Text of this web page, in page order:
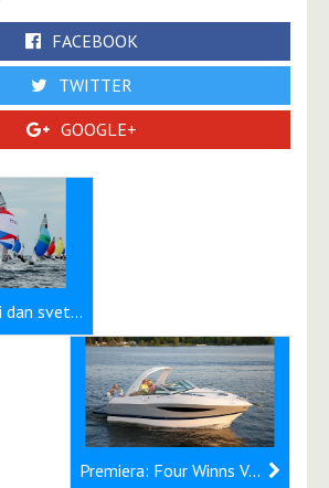
FACEBOOK
TWITTER
GOOGLE+
Portorož: Prvi dan svetovnega prvenstva fireballov v rokah Britancev
Premiera: Four Winns V-275